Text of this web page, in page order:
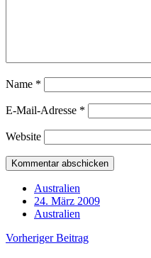
Name *
E-Mail-Adresse *
Website
Australien
24. März 2009
Australien
Vorheriger Beitrag